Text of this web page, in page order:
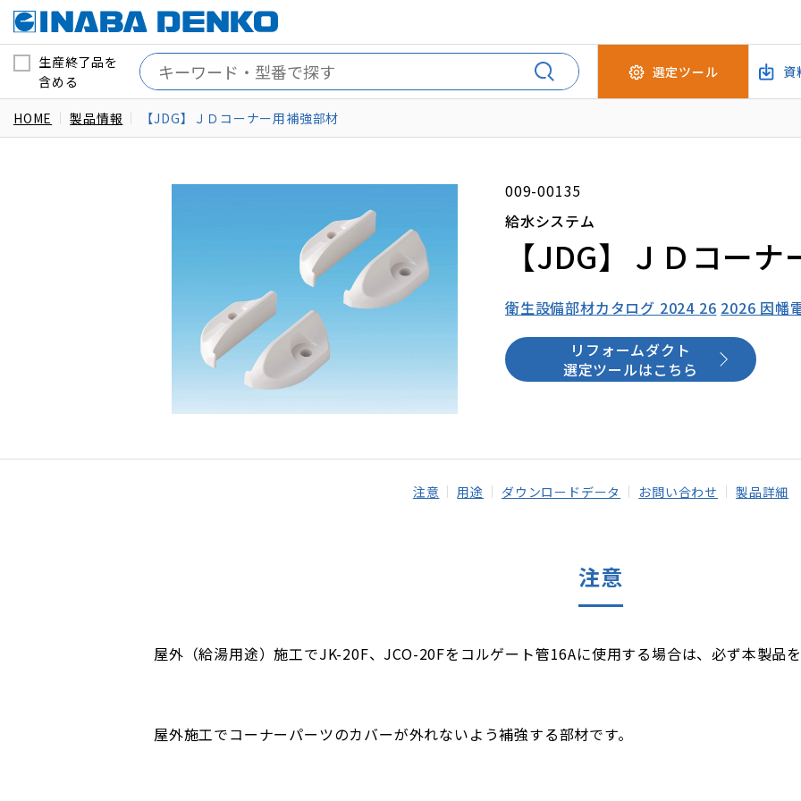
生産終了品を
含める
選定ツール 資
HOME 製品情報 【JDG】ＪＤコーナー用補強部材
009-00135
給水システム
【JDG】ＪＤコー
衛生設備部材カタログ 2024 26 2026 因幡
リフォームダクト
選定ツールはこちら
注意 用途 ダウンロードデータ お問い合わせ 製品詳細
注意
屋外（給湯用途）施工でJK-20F、JCO-20Fをコルゲート管16Aに使用する場合は、必ず本製品を
屋外施工でコーナーパーツのカバーが外れないよう補強する部材です。